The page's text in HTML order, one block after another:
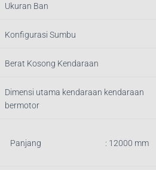
Ukuran Ban
Konfigurasi Sumbu
Berat Kosong Kendaraan
Dimensi utama kendaraan kendaraan
bermotor
Panjang : 12000 mm